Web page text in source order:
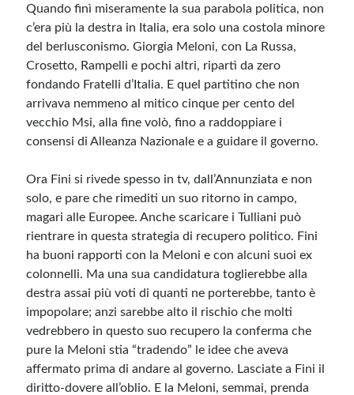
Quando finì miseramente la sua parabola politica, non
c’era più la destra in Italia, era solo una costola minore
del berlusconismo. Giorgia Meloni, con La Russa,
Crosetto, Rampelli e pochi altri, ripartì da zero
fondando Fratelli d’Italia. E quel partitino che non
arrivava nemmeno al mitico cinque per cento del
vecchio Msi, alla fine volò, fino a raddoppiare i
consensi di Alleanza Nazionale e a guidare il governo.
Ora Fini si rivede spesso in tv, dall’Annunziata e non
solo, e pare che rimediti un suo ritorno in campo,
magari alle Europee. Anche scaricare i Tulliani può
rientrare in questa strategia di recupero politico. Fini
ha buoni rapporti con la Meloni e con alcuni suoi ex
colonnelli. Ma una sua candidatura toglierebbe alla
destra assai più voti di quanti ne porterebbe, tanto è
impopolare; anzi sarebbe alto il rischio che molti
vedrebbero in questo suo recupero la conferma che
pure la Meloni stia “tradendo” le idee che aveva
affermato prima di andare al governo. Lasciate a Fini il
diritto-dovere all’oblio. E la Meloni, semmai, prenda